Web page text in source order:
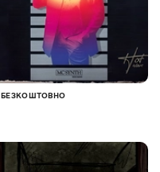
БЕЗКОШТОВНО